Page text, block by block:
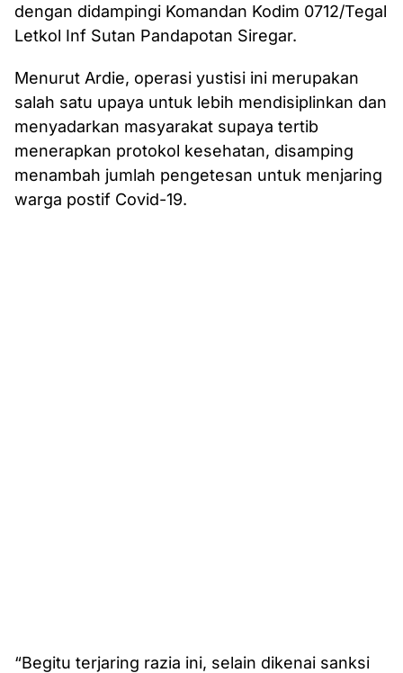
dengan didampingi Komandan Kodim 0712/Tegal
Letkol Inf Sutan Pandapotan Siregar.
Menurut Ardie, operasi yustisi ini merupakan
salah satu upaya untuk lebih mendisiplinkan dan
menyadarkan masyarakat supaya tertib
menerapkan protokol kesehatan, disamping
menambah jumlah pengetesan untuk menjaring
warga postif Covid-19.
“Begitu terjaring razia ini, selain dikenai sanksi